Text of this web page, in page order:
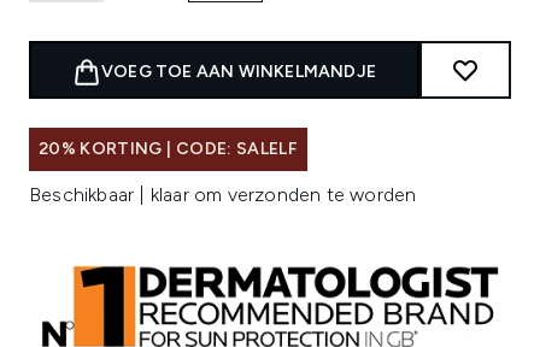
VOEG TOE AAN WINKELMANDJE
20% KORTING | CODE: SALELF
Beschikbaar | klaar om verzonden te worden